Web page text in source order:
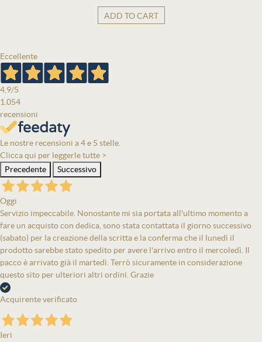
ADD TO CART
Eccellente
4,9/5
1.054
recensioni
Le nostre recensioni a 4 e 5 stelle.
Clicca qui per leggerle tutte >
Precedente
Successivo
Oggi
Servizio impeccabile. Nonostante mi sia portata all'ultimo momento a
fare un acquisto con dedica, sono stata contattata il giorno successivo
(sabato) per la creazione della scritta e la conferma che il lunedì il
prodotto sarebbe stato spedito per avere l'arrivo entro il mercoledì. Il
pacco è arrivato già il martedì. Terrò sicuramente in considerazione
questo sito per ulteriori altri ordini. Grazie
Acquirente verificato
Ieri